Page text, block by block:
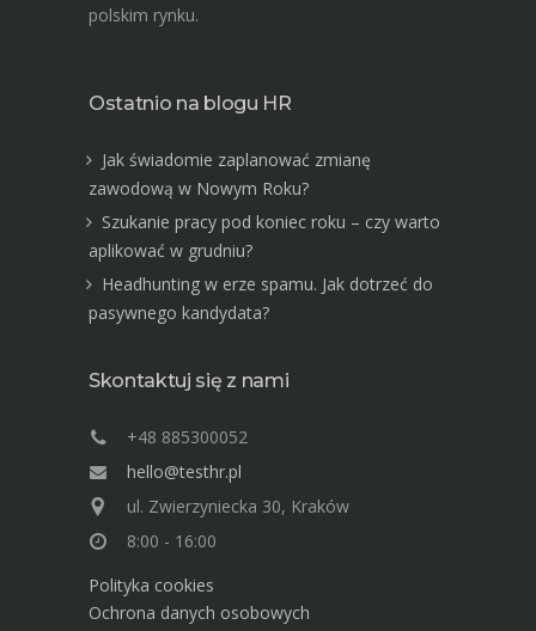
polskim rynku.
Ostatnio na blogu HR
Jak świadomie zaplanować zmianę
zawodową w Nowym Roku?
Szukanie pracy pod koniec roku – czy warto
aplikować w grudniu?
Headhunting w erze spamu. Jak dotrzeć do
pasywnego kandydata?
Skontaktuj się z nami
+48 885300052
hello@testhr.pl
ul. Zwierzyniecka 30, Kraków
8:00 - 16:00
Polityka cookies
Ochrona danych osobowych